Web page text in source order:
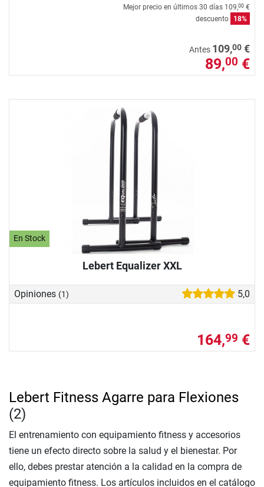
Mejor precio en últimos 30 días 109,00 €
descuento
18%
Antes 109,00 €
89,00 €
En Stock
Lebert Equalizer XXL
Opiniones (1) 5,0
164,99 €
Lebert Fitness Agarre para Flexiones
(2)
El entrenamiento con equipamiento fitness y accesorios
tiene un efecto directo sobre la salud y el bienestar. Por
ello, debes prestar atención a la calidad en la compra de
equipamiento fitness. Los artículos incluidos en el catálogo